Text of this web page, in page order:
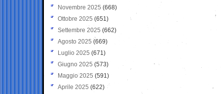
Novembre 2025 (668)
Ottobre 2025 (651)
Settembre 2025 (662)
Agosto 2025 (669)
Luglio 2025 (671)
Giugno 2025 (573)
Maggio 2025 (591)
Aprile 2025 (622)